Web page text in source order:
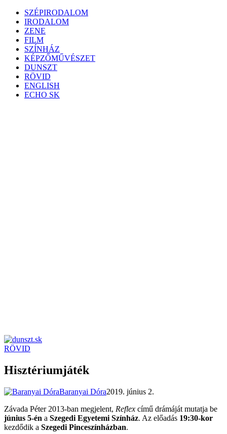
Skip
content
SZÉPIRODALOM
IRODALOM
ZENE
FILM
SZÍNHÁZ
KÉPZŐMŰVÉSZET
DUNSZT
RÖVID
ENGLISH
ECHO SK
RÖVID
Hisztériumjáték
Baranyai Dóra2019. június 2.
Závada Péter 2013-ban megjelent, Reflex című drámáját mutatja be
június 5-én a Szegedi Egyetemi Színház. Az előadás 19:30-kor
kezdődik a Szegedi Pinceszínházban.